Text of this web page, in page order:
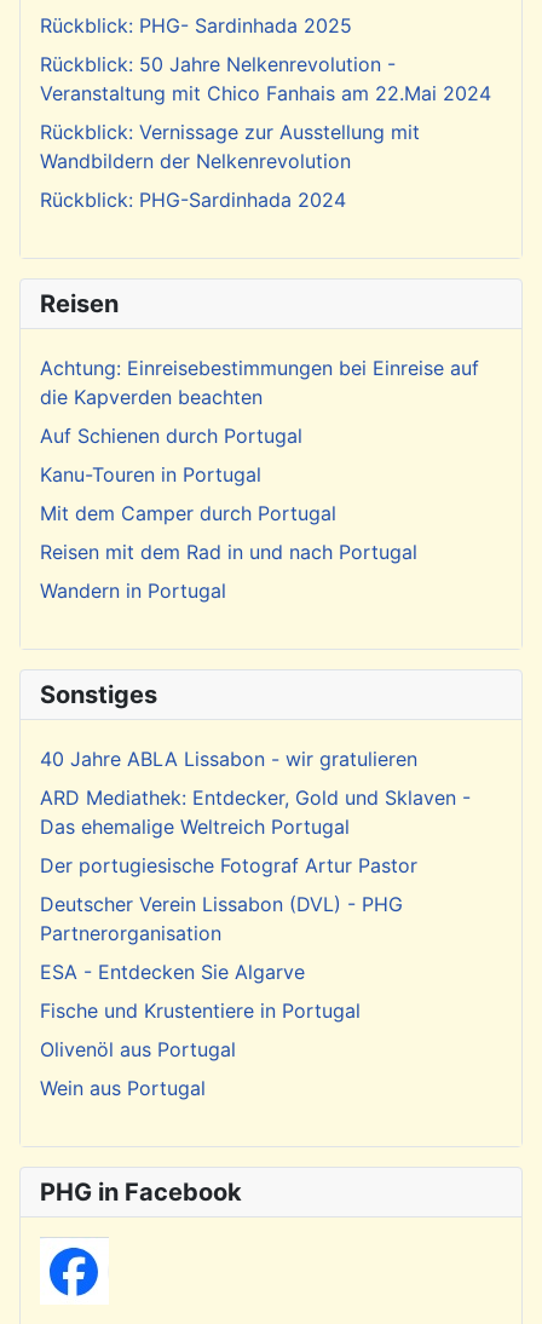
Rückblick: PHG- Sardinhada 2025
Rückblick: 50 Jahre Nelkenrevolution -
Veranstaltung mit Chico Fanhais am 22.Mai 2024
Rückblick: Vernissage zur Ausstellung mit
Wandbildern der Nelkenrevolution
Rückblick: PHG-Sardinhada 2024
Reisen
Achtung: Einreisebestimmungen bei Einreise auf
die Kapverden beachten
Auf Schienen durch Portugal
Kanu-Touren in Portugal
Mit dem Camper durch Portugal
Reisen mit dem Rad in und nach Portugal
Wandern in Portugal
Sonstiges
40 Jahre ABLA Lissabon - wir gratulieren
ARD Mediathek: Entdecker, Gold und Sklaven -
Das ehemalige Weltreich Portugal
Der portugiesische Fotograf Artur Pastor
Deutscher Verein Lissabon (DVL) - PHG
Partnerorganisation
ESA - Entdecken Sie Algarve
Fische und Krustentiere in Portugal
Olivenöl aus Portugal
Wein aus Portugal
PHG in Facebook